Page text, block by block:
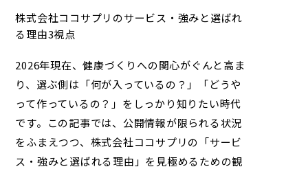
株式会社ココサプリのサービス・強みと選ばれ
る理由3視点
2026年現在、健康づくりへの関心がぐんと高ま
り、選ぶ側は「何が入っているの？」「どうや
って作っているの？」をしっかり知りたい時代
です。この記事では、公開情報が限られる状況
をふまえつつ、 株式会社ココサプリの「サービ
ス・強みと選ばれる理由」を見極めるための観